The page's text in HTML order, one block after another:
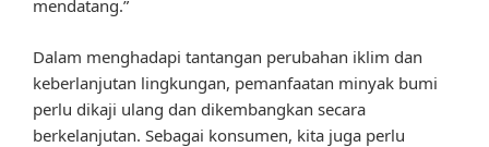
mendatang.”
Dalam menghadapi tantangan perubahan iklim dan
keberlanjutan lingkungan, pemanfaatan minyak bumi
perlu dikaji ulang dan dikembangkan secara
berkelanjutan. Sebagai konsumen, kita juga perlu